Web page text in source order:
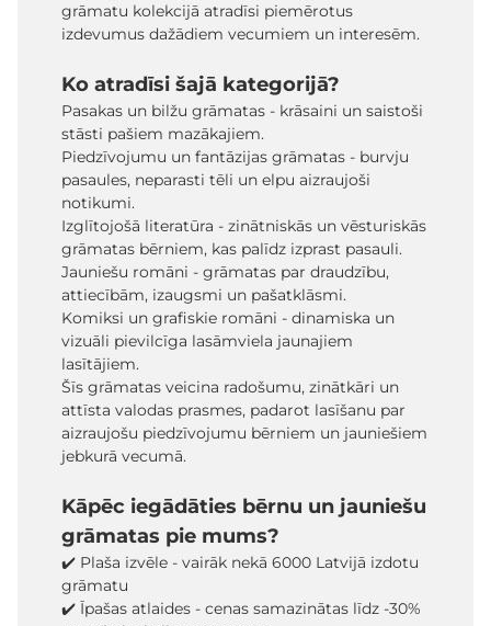
grāmatu kolekcijā atradīsi piemērotus
izdevumus dažādiem vecumiem un interesēm.
Ko atradīsi šajā kategorijā?
Pasakas un bilžu grāmatas - krāsaini un saistoši
stāsti pašiem mazākajiem.
Piedzīvojumu un fantāzijas grāmatas - burvju
pasaules, neparasti tēli un elpu aizraujoši
notikumi.
Izglītojošā literatūra - zinātniskās un vēsturiskās
grāmatas bērniem, kas palīdz izprast pasauli.
Jauniešu romāni - grāmatas par draudzību,
attiecībām, izaugsmi un pašatklāsmi.
Komiksi un grafiskie romāni - dinamiska un
vizuāli pievilcīga lasāmviela jaunajiem
lasītājiem.
Šīs grāmatas veicina radošumu, zinātkāri un
attīsta valodas prasmes, padarot lasīšanu par
aizraujošu piedzīvojumu bērniem un jauniešiem
jebkurā vecumā.
Kāpēc iegādāties bērnu un jauniešu
grāmatas pie mums?
✔️ Plaša izvēle - vairāk nekā 6000 Latvijā izdotu
grāmatu
✔️ Īpašas atlaides - cenas samazinātas līdz -30%